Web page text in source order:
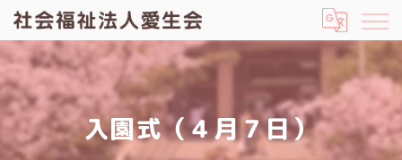
入園式（４月７日）